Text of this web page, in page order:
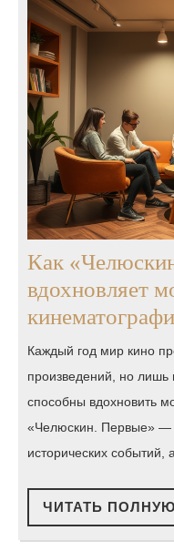
Как
вдохновляет
Каждый год мир кино
произведений, но
способны вдохновить
«Челюскин. Первые» —
исторических событий,
ЧИТАТЬ ПОЛНУЮ